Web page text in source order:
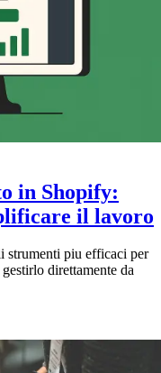
in Shopify:
il lavoro
strumenti piu efficaci per
direttamente da